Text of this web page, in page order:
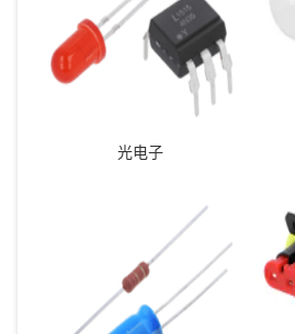
光电子